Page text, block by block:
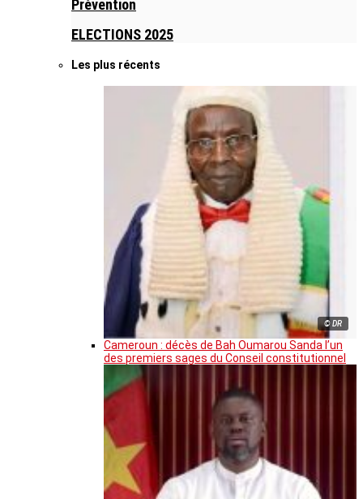
Prévention
ELECTIONS 2025
Les plus récents
© DR
Cameroun : décès de Bah Oumarou Sanda l’un
des premiers sages du Conseil constitutionnel